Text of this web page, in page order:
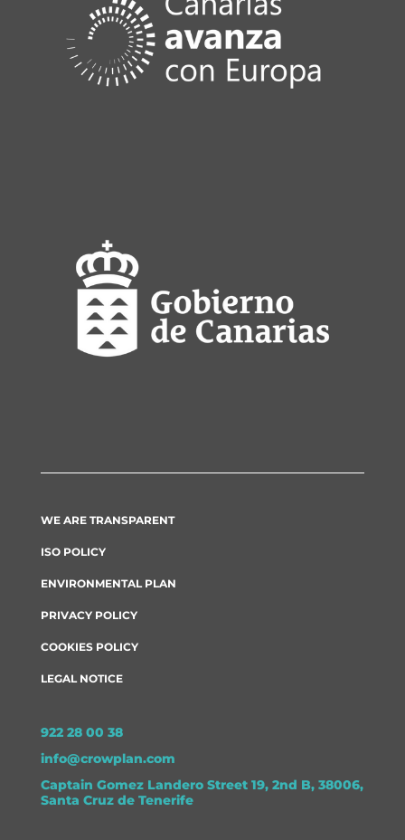
WE ARE TRANSPARENT
ISO POLICY
ENVIRONMENTAL PLAN
PRIVACY POLICY
COOKIES POLICY
LEGAL NOTICE
922 28 00 38
info@crowplan.com
Captain Gomez Landero Street 19, 2nd B, 38006,
Santa Cruz de Tenerife